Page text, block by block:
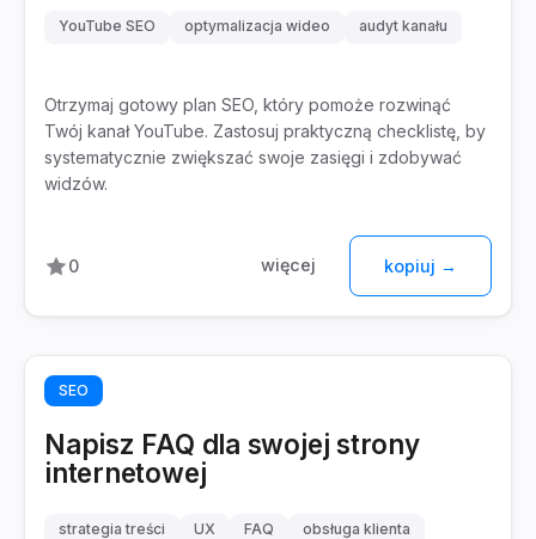
YouTube SEO optymalizacja wideo audyt kanału
Otrzymaj gotowy plan SEO, który pomoże rozwinąć
Twój kanał YouTube. Zastosuj praktyczną checklistę, by
systematycznie zwiększać swoje zasięgi i zdobywać
widzów.
0 więcej kopiuj →
SEO
Napisz FAQ dla swojej strony
internetowej
strategia treści UX FAQ obsługa klienta